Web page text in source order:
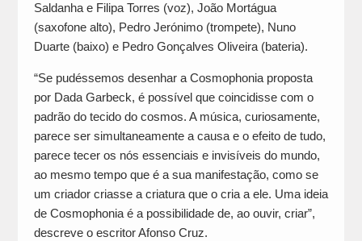
Saldanha e Filipa Torres (voz), João Mortágua
(saxofone alto), Pedro Jerónimo (trompete), Nuno
Duarte (baixo) e Pedro Gonçalves Oliveira (bateria).
“Se pudéssemos desenhar a Cosmophonia proposta
por Dada Garbeck, é possível que coincidisse com o
padrão do tecido do cosmos. A música, curiosamente,
parece ser simultaneamente a causa e o efeito de tudo,
parece tecer os nós essenciais e invisíveis do mundo,
ao mesmo tempo que é a sua manifestação, como se
um criador criasse a criatura que o cria a ele. Uma ideia
de Cosmophonia é a possibilidade de, ao ouvir, criar”,
descreve o escritor Afonso Cruz.